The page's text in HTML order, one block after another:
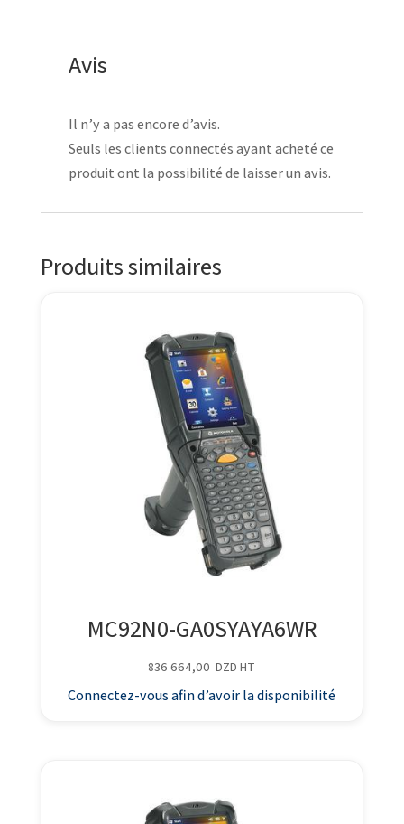
Avis
Il n’y a pas encore d’avis.
Seuls les clients connectés ayant acheté ce
produit ont la possibilité de laisser un avis.
Produits similaires
MC92N0-GA0SYAYA6WR
836 664,00 DZD HT
Connectez-vous afin d’avoir la disponibilité